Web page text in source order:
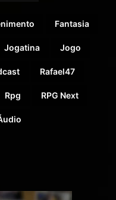
Fantasia
Jogatina Jogo
Rafael47
Rpg RPG Next